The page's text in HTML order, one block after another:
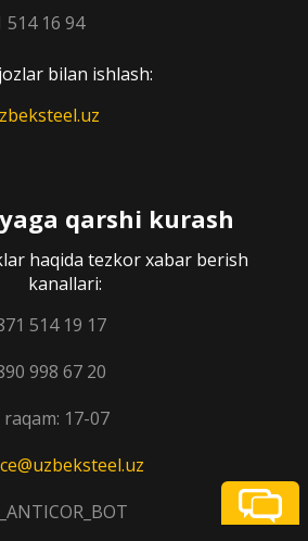
514 16 94
bilan ishlash:
qarshi kurash
haqida tezkor xabar berish
kanallari:
514 19 17
998 67 20
17-07